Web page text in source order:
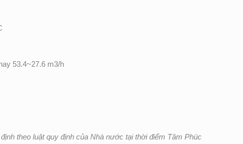
53.4~27.6 m3/h
theo luật quy định của Nhà nước tại thời điểm Tâm Phúc